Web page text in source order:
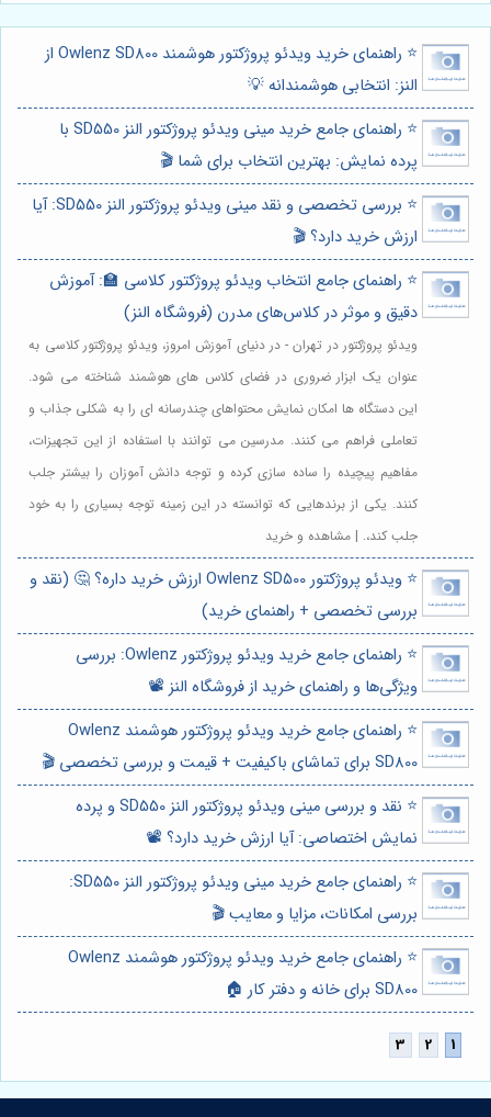
⭐️ راهنمای خرید ویدئو پروژکتور هوشمند Owlenz SD800 از
النز: انتخابی هوشمندانه 💡
⭐️ راهنمای جامع خرید مینی ویدئو پروژکتور النز SD550 با
پرده نمایش: بهترین انتخاب برای شما 🎬
⭐️ بررسی تخصصی و نقد مینی ویدئو پروژکتور النز SD550: آیا
ارزش خرید دارد؟ 🎬
⭐️ راهنمای جامع انتخاب ویدئو پروژکتور کلاسی 🏫: آموزش
دقیق و موثر در کلاس‌های مدرن (فروشگاه النز)
ویدئو پروژکتور در تهران - در دنیای آموزش امروز، ویدئو پروژکتور کلاسی به
عنوان یک ابزار ضروری در فضای کلاس های هوشمند شناخته می شود.
این دستگاه ها امکان نمایش محتواهای چندرسانه ای را به شکلی جذاب و
تعاملی فراهم می کنند. مدرسین می توانند با استفاده از این تجهیزات،
مفاهیم پیچیده را ساده سازی کرده و توجه دانش آموزان را بیشتر جلب
کنند. یکی از برندهایی که توانسته در این زمینه توجه بسیاری را به خود
جلب کند،. | مشاهده و خرید
⭐️ ویدئو پروژکتور Owlenz SD500 ارزش خرید داره؟ 🤔 (نقد و
بررسی تخصصی + راهنمای خرید)
⭐️ راهنمای جامع خرید ویدئو پروژکتور Owlenz: بررسی
ویژگی‌ها و راهنمای خرید از فروشگاه النز 📽️
⭐️ راهنمای جامع خرید ویدئو پروژکتور هوشمند Owlenz
SD800 برای تماشای باکیفیت + قیمت و بررسی تخصصی 🎬
⭐️ نقد و بررسی مینی ویدئو پروژکتور النز SD550 و پرده
نمایش اختصاصی: آیا ارزش خرید دارد؟ 📽️
⭐️ راهنمای جامع خرید مینی ویدئو پروژکتور النز SD550:
بررسی امکانات، مزایا و معایب 🎬
⭐️ راهنمای جامع خرید ویدئو پروژکتور هوشمند Owlenz
SD800 برای خانه و دفتر کار 🏠